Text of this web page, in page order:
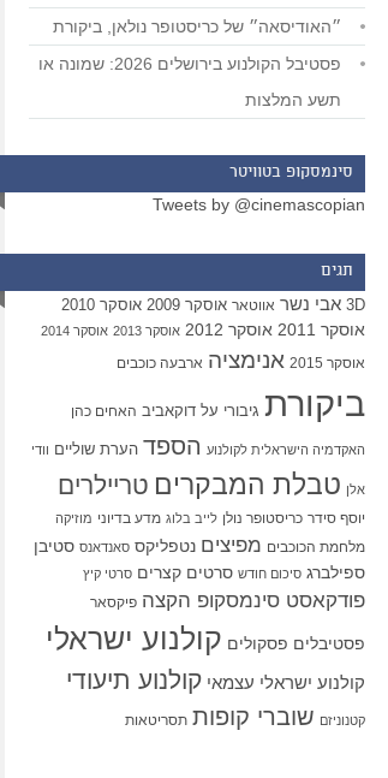
״האודיסאה״ של כריסטופר נולאן, ביקורת
פסטיבל הקולנוע בירושלים 2026: שמונה או
תשע המלצות
סינמסקופ בטוויטר
Tweets by @cinemascopian
תגים
3D אבי נשר אווטאר אוסקר 2009 אוסקר 2010
אוסקר 2011 אוסקר 2012 אוסקר 2013 אוסקר 2014
אוסקר 2015 אנימציה ארבעה כוכבים
ביקורת גיבורי על דוקאביב האחים כהן
האקדמיה הישראלית לקולנוע הספד הערת שוליים וודי
אלן טבלת המבקרים טריילרים
יוסף סידר כריסטופר נולן לייב בלוג מדע בדיוני מוזיקה
מלחמת הכוכבים מפיצים נטפליקס סאנדאנס סטיבן
ספילברג סיכום חודש סרטים קצרים סרטי קיץ
פודקאסט סינמסקופ הקצה פיקסאר
פסטיבלים פסקולים קולנוע ישראלי
קולנוע ישראלי עצמאי קולנוע תיעודי
קטנוניזם שוברי קופות תסריטאות